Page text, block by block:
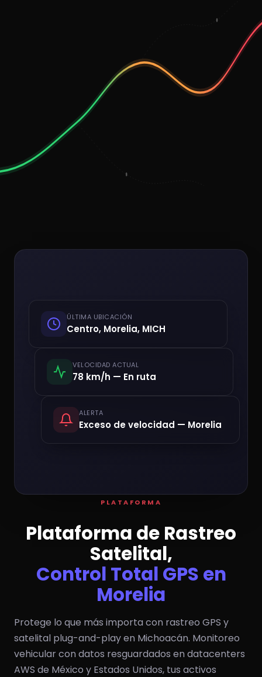
ÚLTIMA UBICACIÓN
Centro, Morelia, MICH
VELOCIDAD ACTUAL
78 km/h — En ruta
ALERTA
Exceso de velocidad — Morelia
PLATAFORMA
Plataforma de Rastreo
Satelital,
Control Total GPS en
Morelia
Protege lo que más importa con rastreo GPS y
satelital plug-and-play en Michoacán. Monitoreo
vehicular con datos resguardados en datacenters
AWS de México y Estados Unidos, tus activos